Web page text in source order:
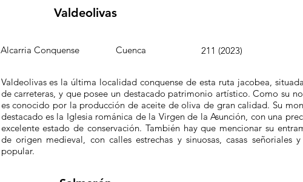
Valdeolivas
Alcarria Conquense
Cuenca 211 (2023)
Valdeolivas es la última localidad conquense de esta ruta jacobea,
de carreteras, y que posee un destacado patrimonio artístico. Como su
es conocido por la producción de aceite de oliva de gran calidad. Su
destacado es la Iglesia románica de la Virgen de la Asunción, con una
excelente estado de conservación. También hay que mencionar su
de origen medieval, con calles estrechas y sinuosas, casas señoriales
popular.